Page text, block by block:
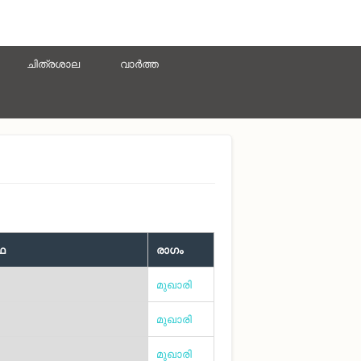
ചിത്രശാല വാർത്ത
രാഗം
മുഖാരി
മുഖാരി
മുഖാരി